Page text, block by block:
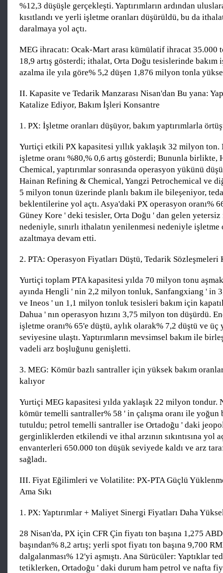
%12,3 düşüşle gerçekleşti. Yaptırımların ardından
kısıtlandı ve yerli işletme oranları düşürüldü, bu da
daralmaya yol açtı.
MEG ihracatı: Ocak-Mart arası kümülatif ihracat 35.000
18,9 artış gösterdi; ithalat, Orta Doğu tesislerinde
azalma ile yıla göre% 5,2 düşen 1,876 milyon tonla
II. Kapasite ve Tedarik Manzarası Nisan'dan Bu yana:
Katalize Ediyor, Bakım İşleri Konsantre
1. PX: İşletme oranları düşüyor, bakım yaptırımlarla
Yurtiçi etkili PX kapasitesi yıllık yaklaşık 32 milyon ton.
işletme oranı %80,% 0,6 artış gösterdi; Bununla
Chemical, yaptırımlar sonrasında operasyon yükünü
Hainan Refining & Chemical, Yangzi Petrochemical ve
5 milyon tonun üzerinde planlı bakım ile bileşeniyor,
beklentilerine yol açtı. Asya'daki PX operasyon oranı%
Güney Kore ' deki tesisler, Orta Doğu ' dan gelen
nedeniyle, sınırlı ithalatın yenilenmesi nedeniyle işletme
azaltmaya devam etti.
2. PTA: Operasyon Fiyatları Düştü, Tedarik Sözleşmeleri
Yurtiçi toplam PTA kapasitesi yılda 70 milyon tonu
ayında Hengli ' nin 2,2 milyon tonluk, Sanfangxiang ' in
ve Ineos ' un 1,1 milyon tonluk tesisleri bakım için
Dahua ' nın operasyon hızını 3,75 milyon ton düşürdü.
işletme oranı% 65'e düştü, aylık olarak% 7,2 düştü ve üç
seviyesine ulaştı. Yaptırımların mevsimsel bakım ile
vadeli arz boşluğunu genişletti.
3. MEG: Kömür bazlı santraller için yüksek bakım
kalıyor
Yurtiçi MEG kapasitesi yılda yaklaşık 22 milyon tondur.
kömür temelli santraller% 58 ' in çalışma oranı ile yoğun
tutuldu; petrol temelli santraller ise Ortadoğu ' daki
gerginliklerden etkilendi ve ithal arzının sıkıntısına yol
envanterleri 650.000 ton düşük seviyede kaldı ve arz
sağladı.
III. Fiyat Eğilimleri ve Volatilite: PX-PTA Güçlü
Ama Sıkı
1. PX: Yaptırımlar + Maliyet Sinergi Fiyatları Daha
28 Nisan'da, PX için CFR Çin fiyatı ton başına 1,275
başından% 8,2 artış; yerli spot fiyatı ton başına 9,700
dalgalanması% 12'yi aşmıştı. Ana Sürücüler: Yaptıklar
tetiklerken, Ortadoğu ' daki durum ham petrol ve nafta